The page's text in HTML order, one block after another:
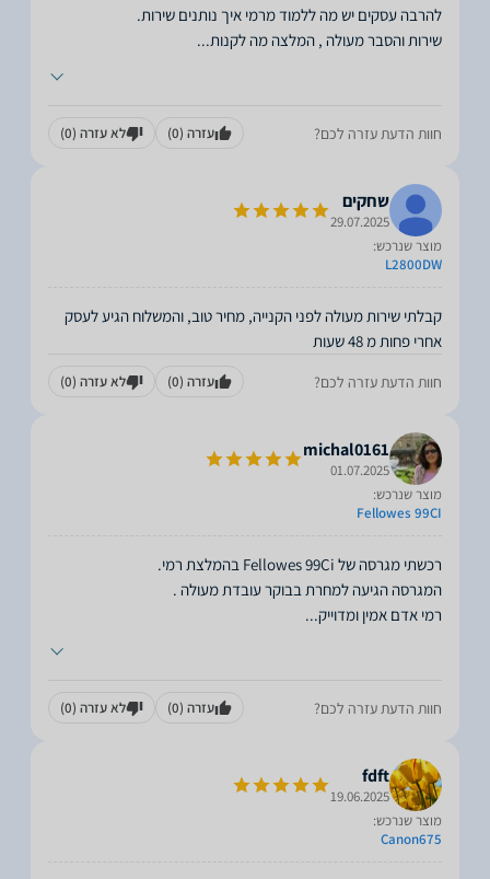
שירות והסבר מעולה , המלצה מה לקנות...
חוות הדעת עזרה לכם? עזרה (0) לא עזרה (0)
שחקים
29.07.2025
מוצר שנרכש:
L2800DW
קבלתי שירות מעולה לפני הקנייה, מחיר טוב, והמשלוח הגיע לעסק
אחרי פחות מ 48 שעות
חוות הדעת עזרה לכם? עזרה (0) לא עזרה (0)
michal0161
01.07.2025
מוצר שנרכש:
Fellowes 99CI
רמי אדם אמין ומדוייק...
חוות הדעת עזרה לכם? עזרה (0) לא עזרה (0)
fdft
19.06.2025
מוצר שנרכש:
Canon675